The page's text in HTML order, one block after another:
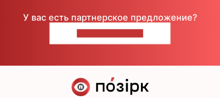
У вас есть партнерское предложение?